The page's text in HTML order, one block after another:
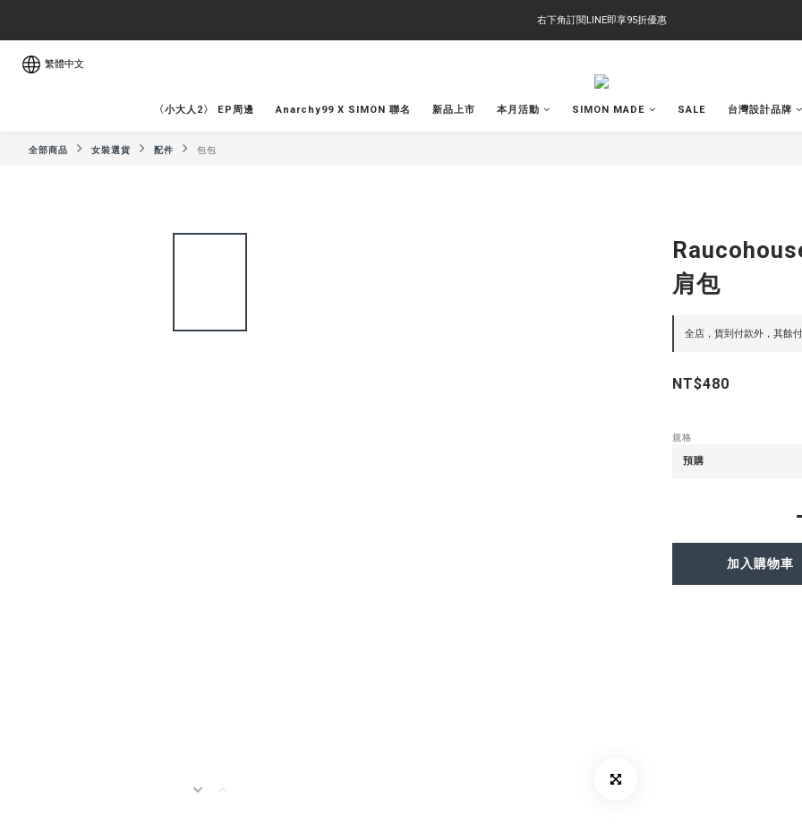
右下角訂閱LINE即享95折優惠
右下角訂閱LINE即享95折優惠
繁體中文
〈小大人2〉 EP周邊 Anarchy99 X SIMON 聯名 新品上市 本月活動 SIMON MADE SALE 台灣設計品牌
全部商品 女裝選貨 配件 包包
肩包
全店，貨到付款外，其餘
NT$480
規格
加入購物車